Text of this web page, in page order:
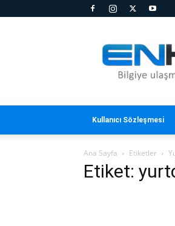
Kullanıcı Sözleşmesi
Ana Sayfa Etiketler
Etiket: